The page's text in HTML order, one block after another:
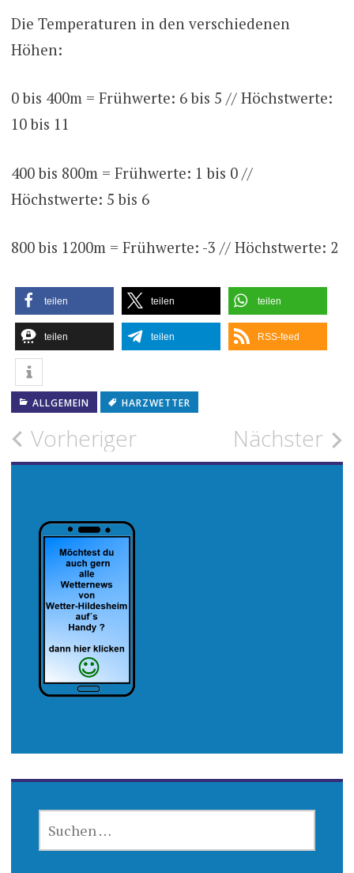
Die Temperaturen in den verschiedenen
Höhen:
0 bis 400m = Frühwerte: 6 bis 5 // Höchstwerte:
10 bis 11
400 bis 800m = Frühwerte: 1 bis 0 //
Höchstwerte: 5 bis 6
800 bis 1200m = Frühwerte: -3 // Höchstwerte: 2
teilen teilen teilen
teilen teilen RSS-feed
ALLGEMEIN HARZWETTER
Beitragsnavigation
Vorheriger Nächster
NACH: